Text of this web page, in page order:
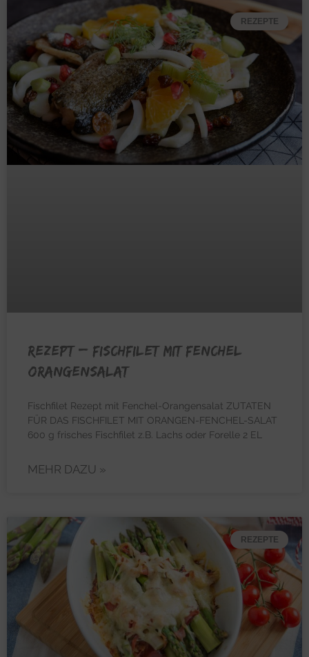
REZEPTE
REZEPT – Fischfilet mit Fenchel
Orangensalat
Fischfilet Rezept mit Fenchel-Orangensalat ZUTATEN
FÜR DAS FISCHFILET MIT ORANGEN-FENCHEL-SALAT
600 g frisches Fischfilet z.B. Lachs oder Forelle 2 EL
MEHR DAZU »
REZEPTE